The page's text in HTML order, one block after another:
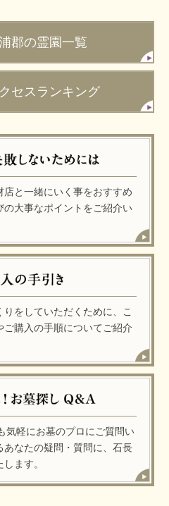
郡の霊園一覧
セスランキング
と一緒にいく事をおすすめ
の大事なポイントをご紹介い
をしていただくために、こ
ご購入の手順についてご紹介
気軽にお墓のプロにご質問い
あなたの疑問・質問に、石長
ます。